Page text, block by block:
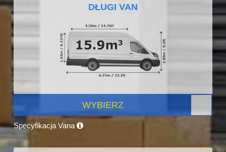
DŁUGI VAN
WYBIERZ
Specyfikacja Vana